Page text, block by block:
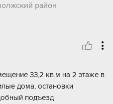
район
33,2 кв.м на 2 этаже в
дома, остановки
подъезд